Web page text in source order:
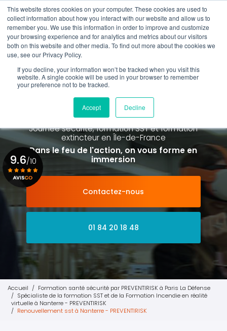
This website stores cookies on your computer. These cookies are used to
collect information about how you interact with our website and allow us to
remember you. We use this information in order to improve and customize
your browsing experience and for analytics and metrics about our visitors
both on this website and other media. To find out more about the cookies we
use, see our Privacy Policy.
If you decline, your information won’t be tracked when you visit this
website. A single cookie will be used in your browser to remember
your preference not to be tracked.
Accept Decline
Aller
au
contenu
principal
01 84 20 18 48
Spécialiste de la formation SST et
de la Formation Incendie
à Paris La Défense depuis 2015
Journée sécurité, formation SST et formation
extincteuren Île-de-France
Dans le feu de l'action, on vous forme en
immersion
Contactez-nous
01 84 20 18 48
9.6/10
Voir le certificat
Accueil
Formation santé sécurité par PREVENTIRISK à Paris La Défense
Spécialiste de la formation SST et de la Formation Incendie en réalité
virtuelle à Nanterre - PREVENTIRISK
Renouvellement sst à Nanterre - PREVENTIRISK